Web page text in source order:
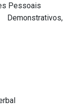
Pessoais